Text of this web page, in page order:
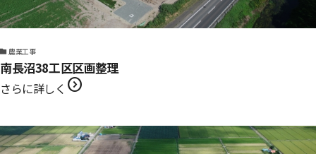
農業工事
南長沼38工区区画整理
さらに詳しく expand_circle_right